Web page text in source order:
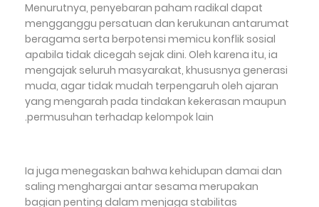
Menurutnya, penyebaran paham radikal dapat
mengganggu persatuan dan kerukunan antarumat
beragama serta berpotensi memicu konflik sosial
apabila tidak dicegah sejak dini. Oleh karena itu, ia
mengajak seluruh masyarakat, khususnya generasi
muda, agar tidak mudah terpengaruh oleh ajaran
yang mengarah pada tindakan kekerasan maupun
permusuhan terhadap kelompok lain.
Ia juga menegaskan bahwa kehidupan damai dan
saling menghargai antar sesama merupakan
bagian penting dalam menjaga stabilitas